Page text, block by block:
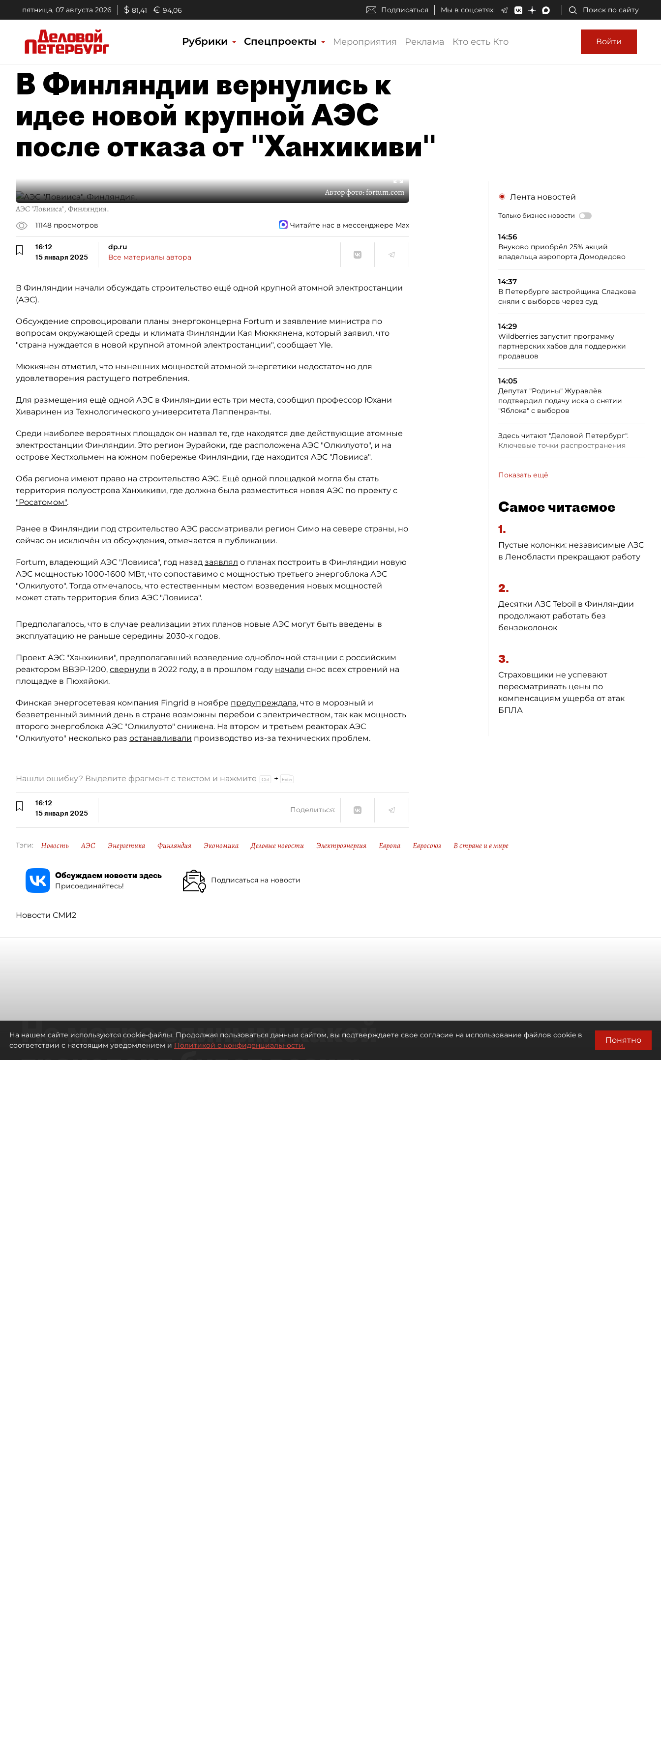
пятница, 07 августа 2026 $ 81,41 € 94,06 Подписаться Мы в соцсетях: Поиск по сайту
Рубрики Спецпроекты Мероприятия Реклама Кто есть Кто Войти
В Финляндии вернулись к
идее новой крупной АЭС
после отказа от "Ханхикиви"
Автор фото:fortum.com
АЭС "Ловииса", Финляндия.
11148 просмотров Читайте нас в мессенджере Max
16:12
15 января 2025
dp.ru
Все материалы автора
В Финляндии начали обсуждать строительство ещё одной крупной атомной электростанции
(АЭС).
Обсуждение спровоцировали планы энергоконцерна Fortum и заявление министра по
вопросам окружающей среды и климата Финляндии Кая Мюккянена, который заявил, что
"страна нуждается в новой крупной атомной электростанции", сообщает Yle.
Мюккянен отметил, что нынешних мощностей атомной энергетики недостаточно для
удовлетворения растущего потребления.
Для размещения ещё одной АЭС в Финляндии есть три места, сообщил профессор Юхани
Хиваринен из Технологического университета Лаппенранты.
Среди наиболее вероятных площадок он назвал те, где находятся две действующие атомные
электростанции Финляндии. Это регион Эурайоки, где расположена АЭС "Олкилуото", и на
острове Хестхольмен на южном побережье Финляндии, где находится АЭС "Ловииса".
Оба региона имеют право на строительство АЭС. Ещё одной площадкой могла бы стать
территория полуострова Ханхикиви, где должна была разместиться новая АЭС по проекту с
"Росатомом".
Ранее в Финляндии под строительство АЭС рассматривали регион Симо на севере страны, но
сейчас он исключён из обсуждения, отмечается в публикации.
Fortum, владеющий АЭС "Ловииса", год назад заявлял о планах построить в Финляндии новую
АЭС мощностью 1000-1600 МВт, что сопоставимо с мощностью третьего энергоблока АЭС
"Олкилуото". Тогда отмечалось, что естественным местом возведения новых мощностей
может стать территория близ АЭС "Ловииса".
Предполагалось, что в случае реализации этих планов новые АЭС могут быть введены в
эксплуатацию не раньше середины 2030-х годов.
Проект АЭС "Ханхикиви", предполагавший возведение одноблочной станции с российским
реактором ВВЭР-1200, свернули в 2022 году, а в прошлом году начали снос всех строений на
площадке в Пюхяйоки.
Финская энергосетевая компания Fingrid в ноябре предупреждала, что в морозный и
безветренный зимний день в стране возможны перебои с электричеством, так как мощность
второго энергоблока АЭС "Олкилуото" снижена. На втором и третьем реакторах АЭС
"Олкилуото" несколько раз останавливали производство из-за технических проблем.
Лента новостей
Только бизнес новости
14:56
Внуково приобрёл 25% акций
владельца аэропорта Домодедово
14:37
В Петербурге застройщика Сладкова
сняли с выборов через суд
14:29
Wildberries запустит программу
партнёрских хабов для поддержки
продавцов
14:05
Депутат "Родины" Журавлёв
подтвердил подачу иска о снятии
"Яблока" с выборов
Здесь читают "Деловой Петербург".
Ключевые точки распространения
Показать ещё
Самое читаемое
1.
Пустые колонки: независимые АЗС
в Ленобласти прекращают работу
2.
Десятки АЗС Teboil в Финляндии
продолжают работать без
бензоколонок
3.
Страховщики не успевают
пересматривать цены по
компенсациям ущерба от атак
БПЛА
Нашли ошибку? Выделите фрагмент с текстом и нажмите +
16:12
15 января 2025
Поделиться:
Тэги: Новость АЭС Энергетика Финляндия Экономика Деловые новости Электроэнергия Европа Евросоюз В стране и в мире
Обсуждаем новости здесь
Присоединяйтесь!
Подписаться на новости
Новости СМИ2
Не метро единым: какой
транспорт будет возить
На нашем сайте используются cookie-файлы. Продолжая пользоваться данным сайтом, вы подтверждаете свое согласие на использование файлов cookie в
соответствии с настоящим уведомлением и Политикой о конфиденциальности.
Понятно